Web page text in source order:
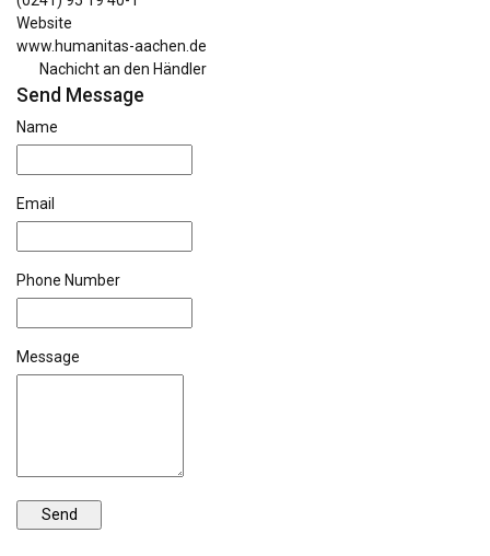
Website
www.humanitas-aachen.de
Nachicht an den Händler
Send Message
Name
Email
Phone Number
Message